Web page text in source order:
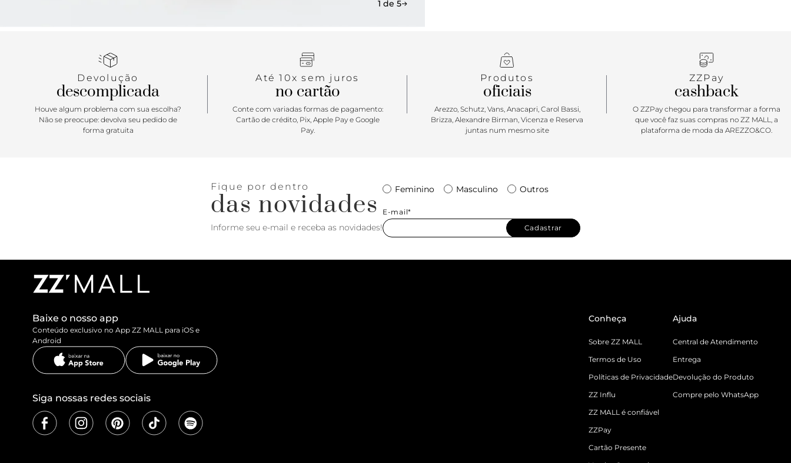
1 de 5
Devolução
descomplicada
Houve algum problema com sua escolha?
Não se preocupe: devolva seu pedido de
forma gratuita
Até 10x sem juros
no cartão
Conte com variadas formas de pagamento:
Cartão de crédito, Pix, Apple Pay e Google
Pay.
Produtos
oficiais
Arezzo, Schutz, Vans, Anacapri, Carol Bassi,
Brizza, Alexandre Birman, Vicenza e Reserva
juntas num mesmo site
ZZPay
cashback
O ZZPay chegou para transformar a forma
que você faz suas compras no ZZ MALL, a
plataforma de moda da AREZZO&CO.
Fique por dentro
das novidades
Informe seu e-mail e receba as novidades!
Feminino Masculino Outros
E-mail*
Cadastrar
Baixe o nosso app
Conteúdo exclusivo no App ZZ MALL para iOS e
Android
Siga nossas redes sociais
Conheça
Sobre ZZ MALL
Termos de Uso
Políticas de Privacidade
ZZ Influ
ZZ MALL é confiável
ZZPay
Cartão Presente
Ajuda
Central de Atendimento
Entrega
Devolução do Produto
Compre pelo WhatsApp